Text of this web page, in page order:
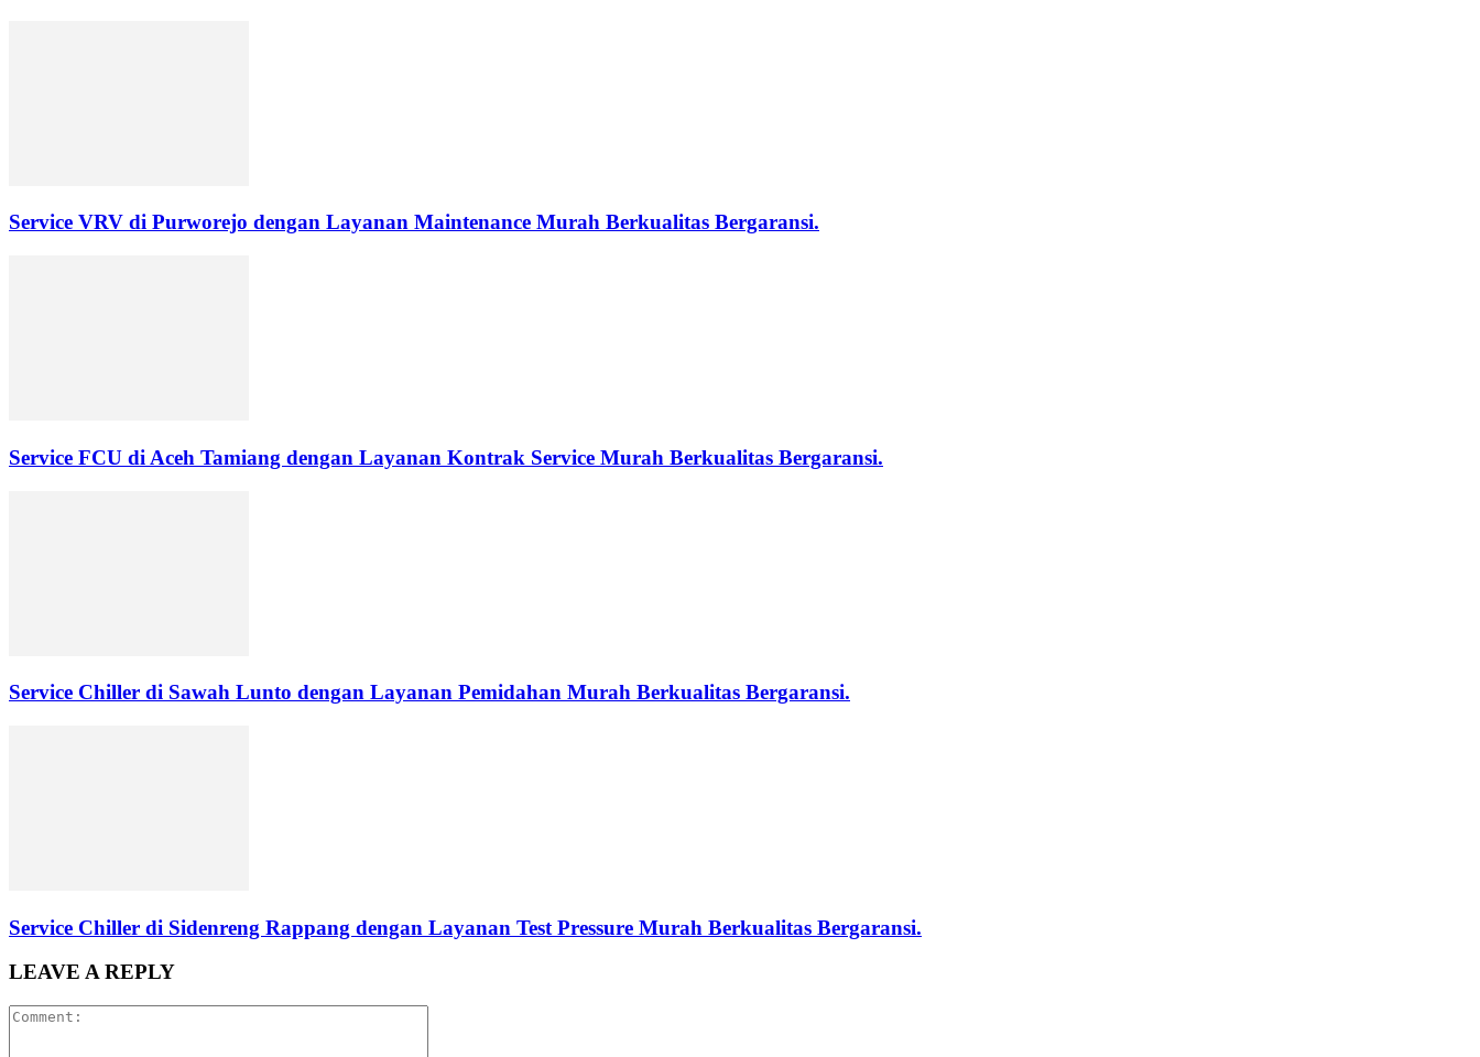
Service VRV di Purworejo dengan Layanan Maintenance Murah Berkualitas Bergaransi.
Service FCU di Aceh Tamiang dengan Layanan Kontrak Service Murah Berkualitas Bergaransi.
Service Chiller di Sawah Lunto dengan Layanan Pemidahan Murah Berkualitas Bergaransi.
Service Chiller di Sidenreng Rappang dengan Layanan Test Pressure Murah Berkualitas Bergaransi.
LEAVE A REPLY